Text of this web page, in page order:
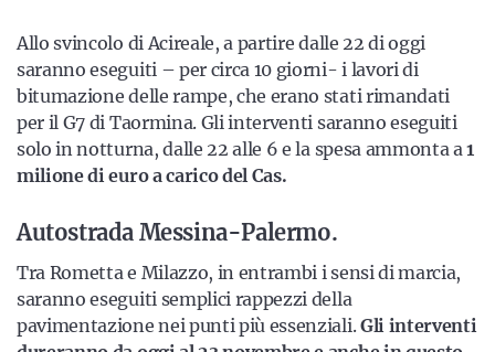
Allo svincolo di Acireale, a partire dalle 22 di oggi
saranno eseguiti – per circa 10 giorni- i lavori di
bitumazione delle rampe, che erano stati rimandati
per il G7 di Taormina. Gli interventi saranno eseguiti
solo in notturna, dalle 22 alle 6 e la spesa ammonta a 1
milione di euro a carico del Cas.
Autostrada Messina-Palermo.
Tra Rometta e Milazzo, in entrambi i sensi di marcia,
saranno eseguiti semplici rappezzi della
pavimentazione nei punti più essenziali.Gli interventi